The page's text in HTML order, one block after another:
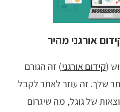
(קידום אורגני) זה הגורם
שלך. זה עוזר לאתר לקבל
של גוגל, מה שיגרום